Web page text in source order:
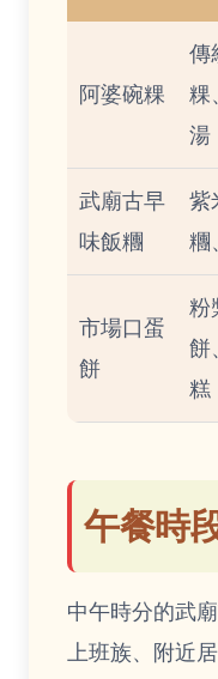
阿婆碗粿
傳
粿
湯
武廟古早
味飯糰
紫
糰
市場口蛋
餅
粉
餅
糕
午餐時
中午時分的武
上班族、附近